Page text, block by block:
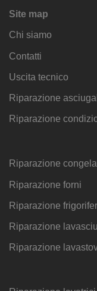
Site map
Chi siamo
Contatti
Uscita tecnico
Riparazione
Riparazione
Riparazione
Riparazione forni
Riparazione
Riparazione
Riparazione